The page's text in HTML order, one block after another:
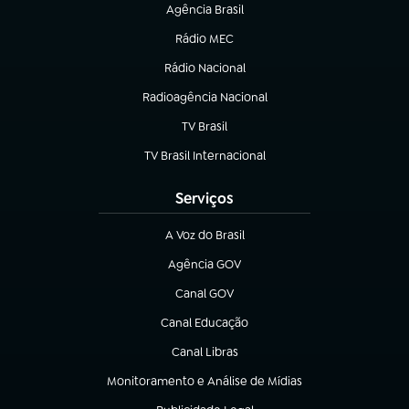
Agência Brasil
(abre em nova aba)
Rádio MEC
(abre em nova aba)
Rádio Nacional
Radioagência Nacional
(abre em nova aba)
TV Brasil
(abre em nova aba)
TV Brasil Internacional
(abre em nova aba)
Serviços
A Voz do Brasil
(abre em nova aba)
Agência GOV
(abre em nova aba)
Canal GOV
(abre em nova aba)
Canal Educação
(abre em nova aba)
Canal Libras
(abre em nova aba)
Monitoramento e Análise de Mídias
(abre em nova aba)